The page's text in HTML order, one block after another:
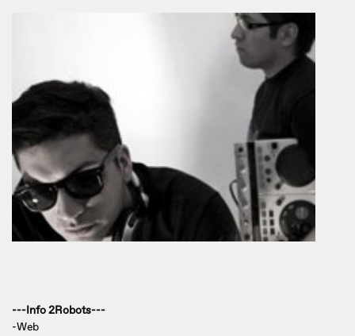
---Info 2Robots---
-Web